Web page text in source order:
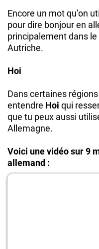
Encore un mot qu’on
pour dire bonjour en
principalement dans le
Autriche.
Hoi
Dans certaines
entendre Hoi qui
que tu peux aussi
Allemagne.
Voici une vidéo sur 9
allemand :